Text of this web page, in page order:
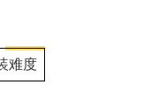
难度